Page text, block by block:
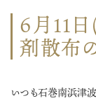
6月11
剤散布
いつも石巻南浜津